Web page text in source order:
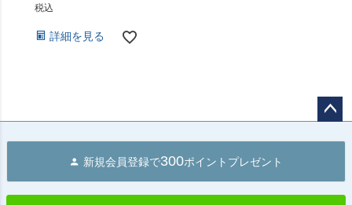
税込
詳細を見る
へ
新規会員登録で300ポイントプレゼント